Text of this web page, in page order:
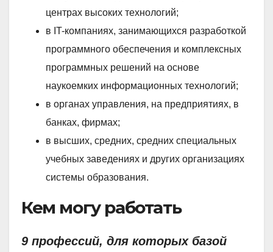
центрах высоких технологий;
в IT-компаниях, занимающихся разработкой
программного обеспечения и комплексных
программных решений на основе
наукоемких информационных технологий;
в органах управления, на предприятиях, в
банках, фирмах;
в высших, средних, средних специальных
учебных заведениях и других организациях
системы образования.
Кем могу работать
9 профессий, для которых базой